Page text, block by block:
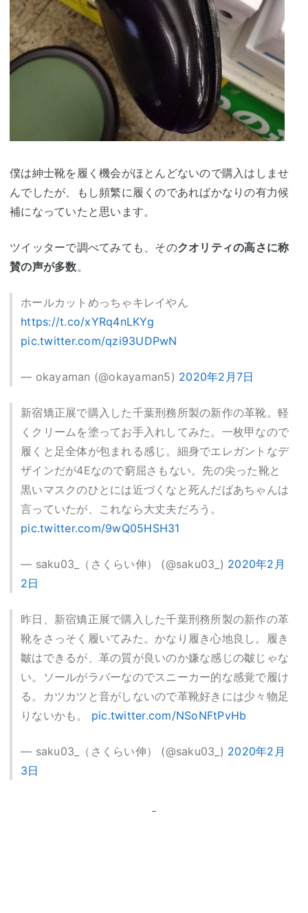
僕は紳士靴を履く機会がほとんどないので購入はしませ
んでしたが、もし頻繁に履くのであればかなりの有力候
補になっていたと思います。
ツイッターで調べてみても、そのクオリティの高さに称
賛の声が多数。
ホールカットめっちゃキレイやん
https://t.co/xYRq4nLKYg
pic.twitter.com/qzi93UDPwN
— okayaman (@okayaman5) 2020年2月7日
新宿矯正展で購入した千葉刑務所製の新作の革靴。軽
くクリームを塗ってお手入れしてみた。一枚甲なので
履くと足全体が包まれる感じ。細身でエレガントなデ
ザインだが4Eなので窮屈さもない。先の尖った靴と
黒いマスクのひとには近づくなと死んだばあちゃんは
言っていたが、これなら大丈夫だろう。
pic.twitter.com/9wQ05HSH31
— saku03_（さくらい伸） (@saku03_) 2020年2月
2日
昨日、新宿矯正展で購入した千葉刑務所製の新作の革
靴をさっそく履いてみた。かなり履き心地良し。履き
皺はできるが、革の質が良いのか嫌な感じの皺じゃな
い。ソールがラバーなのでスニーカー的な感覚で履け
る。カツカツと音がしないので革靴好きには少々物足
りないかも。 pic.twitter.com/NSoNFtPvHb
— saku03_（さくらい伸） (@saku03_) 2020年2月
3日